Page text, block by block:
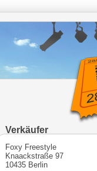
Verkäufer
Foxy Freestyle
Knaackstraße 97
10435 Berlin